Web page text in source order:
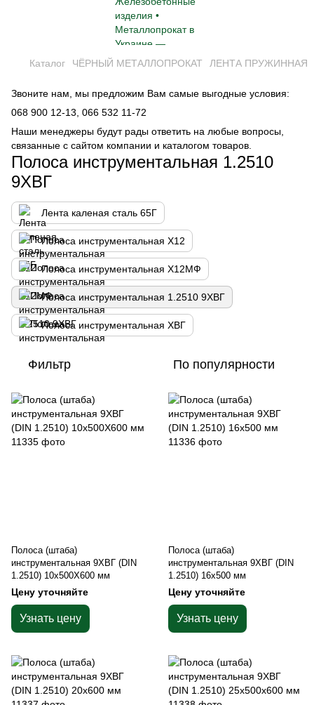
Каталог ЧЁРНЫЙ МЕТАЛЛОПРОКАТ ЛЕНТА ПРУЖИННАЯ
Звоните нам, мы предложим Вам самые выгодные условия:
068 900 12-13, 066 532 11-72
Наши менеджеры будут рады ответить на любые вопросы,
связанные с сайтом компании и каталогом товаров.
Полоса инструментальная 1.2510
9ХВГ
Лента каленая сталь 65Г
Полоса инструментальная Х12
Полоса инструментальная Х12МФ
Полоса инструментальная 1.2510 9ХВГ
Полоса инструментальная ХВГ
Фильтр По популярности
Полоса (штаба)
инструментальная 9ХВГ (DIN
1.2510) 10х500Х600 мм
Цену уточняйте
Узнать цену
Полоса (штаба)
инструментальная 9ХВГ (DIN
1.2510) 16х500 мм
Цену уточняйте
Узнать цену